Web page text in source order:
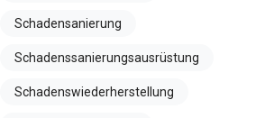
Schadensanierung
Schadenssanierungsausrüstung
Schadenswiederherstellung